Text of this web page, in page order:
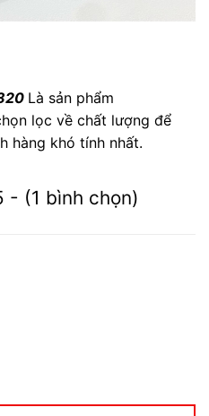
Là sản phẩm
lọc về chất lượng để
hàng khó tính nhất.
- (1 bình chọn)